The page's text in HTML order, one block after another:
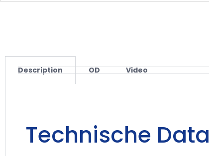
Description OD Video
Technische Data